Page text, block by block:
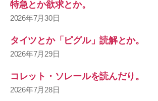
特急とか欲求とか。
2026年7月30日
タイツとか「ピグル」読解とか。
2026年7月29日
コレット・ソレールを読んだり。
2026年7月28日